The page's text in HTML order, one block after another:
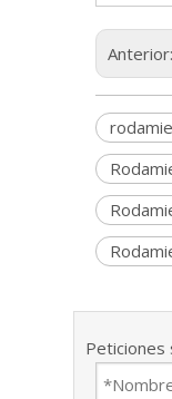
Anterior: